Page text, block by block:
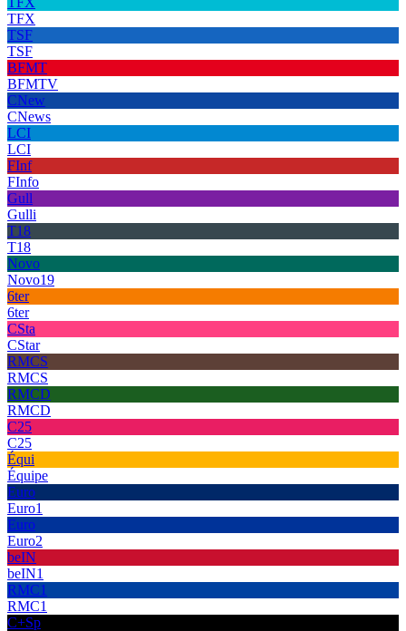
TFX
TSF
TSF
BFMT
BFMTV
CNew
CNews
LCI
LCI
FInf
FInfo
Gull
Gulli
T18
T18
Novo
Novo19
6ter
6ter
CSta
CStar
RMCS
RMCS
RMCD
RMCD
C25
C25
Équi
Équipe
Euro
Euro1
Euro
Euro2
beIN
beIN1
RMC1
RMC1
C+Sp